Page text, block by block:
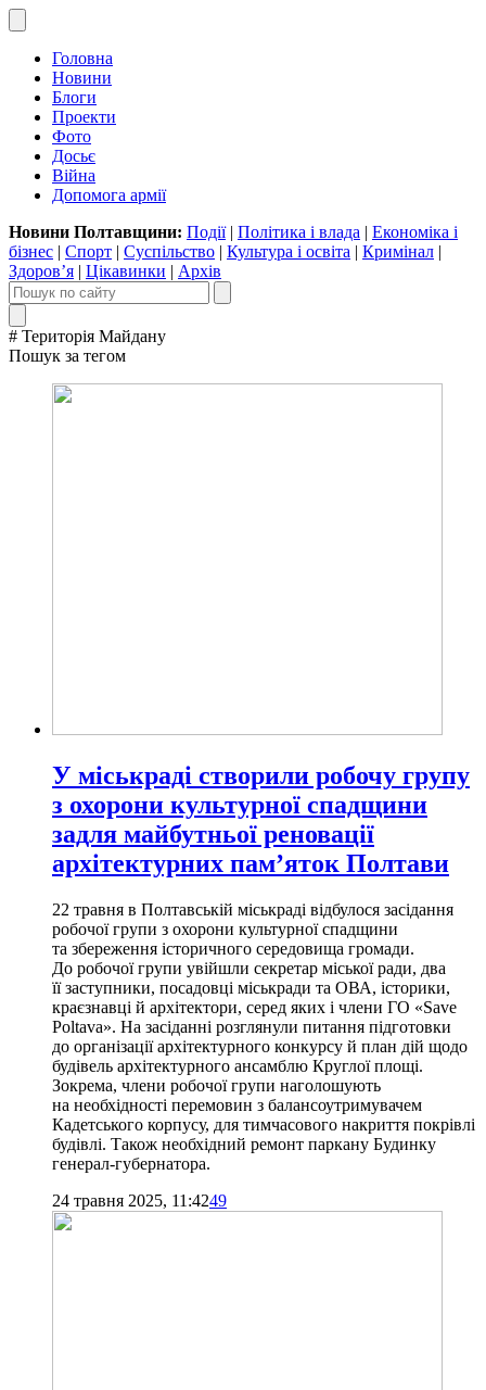
Головна
Новини
Блоги
Проекти
Фото
Досьє
Війна
Допомога армії
Новини Полтавщини: Події| Політика і влада | Економіка і
бізнес | Спорт | Суспільство | Культура і освіта | Кримінал |
Здоров’я | Цікавинки | Архів
# Територія Майдану
Пошук за тегом
У міськраді створили робочу групу
з охорони культурної спадщини
задля майбутньої реновації
архітектурних пам’яток Полтави
22 травня в Полтавській міськраді відбулося засідання
робочої групи з охорони культурної спадщини
та збереження історичного середовища громади.
До робочої групи увійшли секретар міської ради, два
її заступники, посадовці міськради та ОВА, історики,
краєзнавці й архітектори, серед яких і члени ГО «Save
Poltava». На засіданні розглянули питання підготовки
до організації архітектурного конкурсу й план дій щодо
будівель архітектурного ансамблю Круглої площі.
Зокрема, члени робочої групи наголошують
на необхідності перемовин з балансоутримувачем
Кадетського корпусу, для тимчасового накриття покрівлі
будівлі. Також необхідний ремонт паркану Будинку
генерал-губернатора.
24 травня 2025, 11:4249